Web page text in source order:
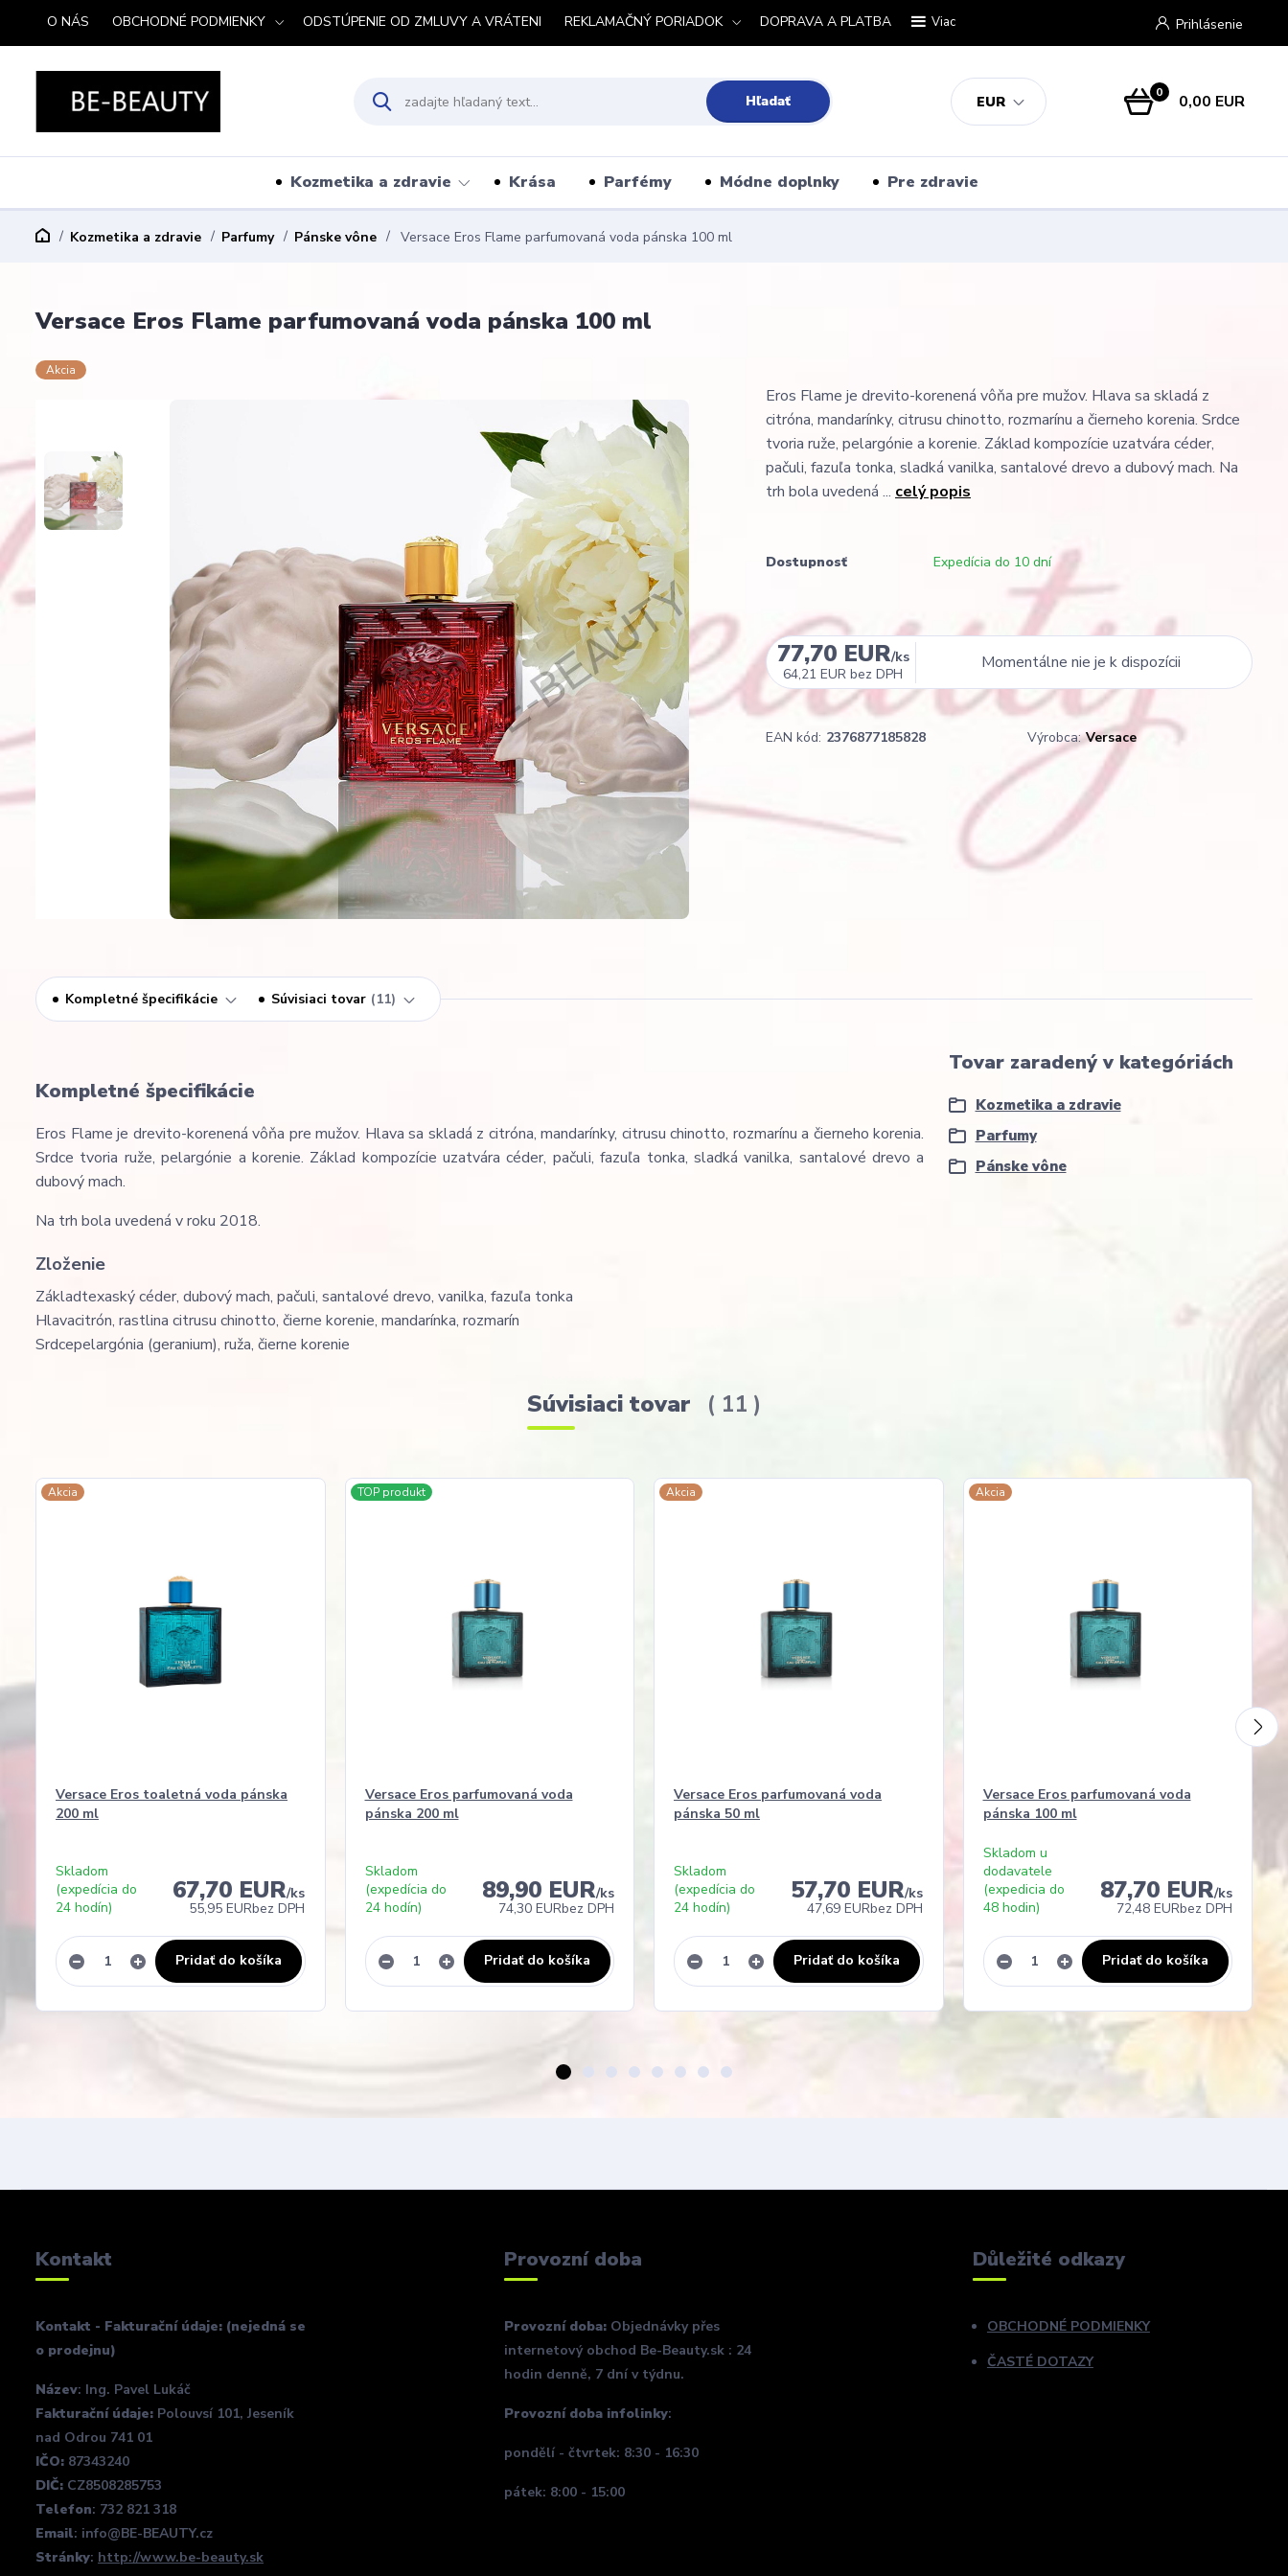
O NÁS OBCHODNÉ PODMIENKY ODSTÚPENIE OD ZMLUVY A VRÁTENI REKLAMAČNÝ PORIADOK DOPRAVA A PLATBA Viac
EUR
Prihlásenie
Hľadať 0 0,00 EUR
Kozmetika a zdravie Krása Parfémy Módne doplnky Pre zdravie
Kozmetika a zdravie Parfumy Pánske vône Versace Eros Flame parfumovaná voda pánska 100 ml
Versace Eros Flame parfumovaná voda pánska 100 ml
Akcia
Eros Flame je drevito-korenená vôňa pre mužov. Hlava sa skladá z
citróna, mandarínky, citrusu chinotto, rozmarínu a čierneho korenia. Srdce
tvoria ruže, pelargónie a korenie. Základ kompozície uzatvára céder,
pačuli, fazuľa tonka, sladká vanilka, santalové drevo a dubový mach. Na
trh bola uvedená ... celý popis
Dostupnosť Expedícia do 10 dní
77,70 EUR/ks
64,21 EUR bez DPH
Momentálne nie je k dispozícii
EAN kód: 2376877185828 Výrobca: Versace
Kompletné špecifikácie Súvisiaci tovar 11
Kompletné špecifikácie
Eros Flame je drevito-korenená vôňa pre mužov. Hlava sa skladá z citróna, mandarínky, citrusu chinotto, rozmarínu a čierneho korenia.
Srdce tvoria ruže, pelargónie a korenie. Základ kompozície uzatvára céder, pačuli, fazuľa tonka, sladká vanilka, santalové drevo a
dubový mach.
Na trh bola uvedená v roku 2018.
Zloženie
Základtexaský céder, dubový mach, pačuli, santalové drevo, vanilka, fazuľa tonka
Hlavacitrón, rastlina citrusu chinotto, čierne korenie, mandarínka, rozmarín
Srdcepelargónia (geranium), ruža, čierne korenie
Tovar zaradený v kategóriách
Kozmetika a zdravie
Parfumy
Pánske vône
Súvisiaci tovar 11
Akcia
Versace Eros toaletná voda pánska
200 ml
67,70 EUR/ks
55,95 EURbez DPH
Skladom
(expedícia do
24 hodín)
Pridať do košíka
TOP produkt
Versace Eros parfumovaná voda
pánska 200 ml
89,90 EUR/ks
74,30 EURbez DPH
Skladom
(expedícia do
24 hodín)
Pridať do košíka
Akcia
Versace Eros parfumovaná voda
pánska 50 ml
57,70 EUR/ks
47,69 EURbez DPH
Skladom
(expedícia do
24 hodín)
Pridať do košíka
Akcia
Versace Eros parfumovaná voda
pánska 100 ml
87,70 EUR/ks
72,48 EURbez DPH
Skladom u
dodavatele
(expedicia do
48 hodin)
Pridať do košíka
Kontakt
Kontakt - Fakturační údaje: (nejedná se
o prodejnu)
Název: Ing. Pavel Lukáč
Fakturační údaje: Polouvsí 101, Jeseník
nad Odrou 741 01
IČO: 87343240
DIČ: CZ8508285753
Telefon: 732 821 318
Email: info@BE-BEAUTY.cz
Stránky: http://www.be-beauty.sk
Provozní doba
Provozní doba: Objednávky přes
internetový obchod Be-Beauty.sk : 24
hodin denně, 7 dní v týdnu.
Provozní doba infolinky:
pondělí - čtvrtek: 8:30 - 16:30
pátek: 8:00 - 15:00
Důležité odkazy
OBCHODNÉ PODMIENKY
ČASTÉ DOTAZY